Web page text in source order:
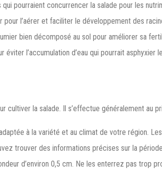
pourraient concurrencer la salade pour les
pour l’aérer et faciliter le développement des
bien décomposé au sol pour améliorer sa
l’accumulation d’eau qui pourrait
la salade. Il s’effectue généralement au
à la variété et au climat de votre région.
trouver des informations précises sur la
d’environ 0,5 cm. Ne les enterrez pas trop